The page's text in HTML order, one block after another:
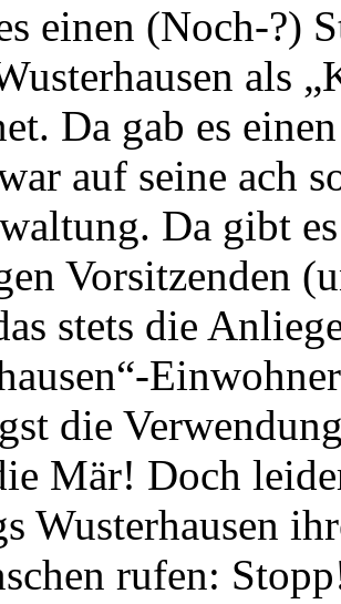
einen (Noch-?)
als
Da gab es
auf seine ach
Da gibt
Vorsitzenden
stets die
die
Mär! Doch
Wusterhausen
rufen: